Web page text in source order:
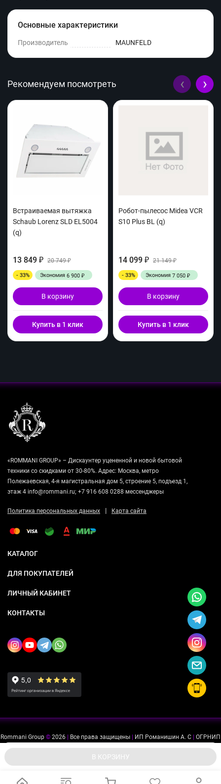
В КОРЗИНУ
Основные характеристики
Производитель MAUNFELD
Рекомендуем посмотреть
Встраиваемая вытяжка
Schaub Lorenz SLD EL5004
(q)
13 849 ₽ 20 749₽
- 33% Экономия 6 900 ₽
В корзину
Купить в 1 клик
Робот-пылесос Midea VCR
S10 Plus BL (q)
14 099 ₽ 21 149₽
- 33% Экономия 7 050 ₽
В корзину
Купить в 1 клик
‹ ›
«ROMMANI GROUP» – Дискаунтер уцененной и новой бытовой
техники со скидками от 30-80%. Адрес: Москва, метро
Полежаевская, 4-я магистральная дом 5, строение 5, подъезд 1,
этаж 4 info@rommani.ru; +7 916 608 0288 мессенджеры
Политика персональных данных | Карта сайта
КАТАЛОГ
ДЛЯ ПОКУПАТЕЛЕЙ
ЛИЧНЫЙ КАБИНЕТ
КОНТАКТЫ
Rommani Group © 2026 Все права защищены ИП Романишин А. С
ОГРНИП